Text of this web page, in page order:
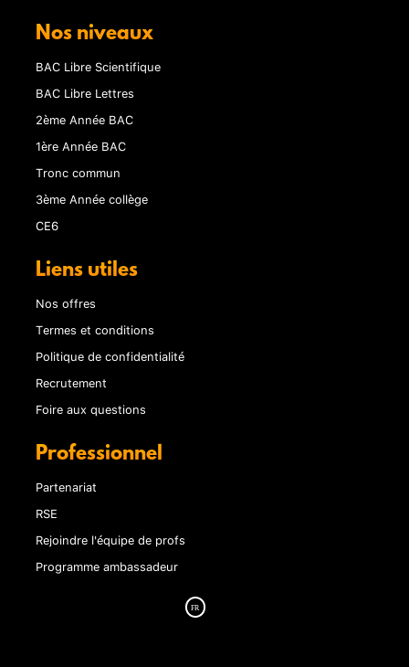
Nos niveaux
BAC Libre Scientifique
BAC Libre Lettres
2ème Année BAC
1ère Année BAC
Tronc commun
3ème Année collège
CE6
Liens utiles
Nos offres
Termes et conditions
Politique de confidentialité
Recrutement
Foire aux questions
Professionnel
Partenariat
RSE
Rejoindre l'équipe de profs
Programme ambassadeur